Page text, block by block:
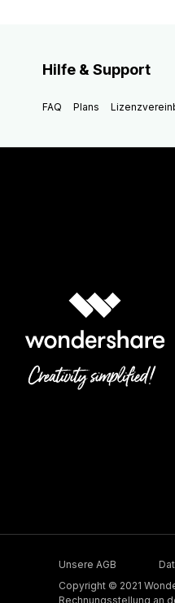
Hilfe & Support
FAQ Plans
Unsere AGB
Copyright © 2021
Rechnungsstellung an